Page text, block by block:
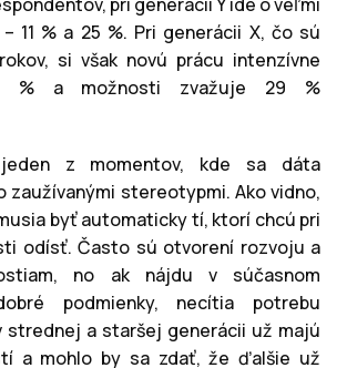
11 % a 25 %. Pri generácii X, čo sú
si však novú prácu intenzívne
% a možnosti zvažuje 29 %
z momentov, kde sa dáta
zaužívanými stereotypmi. Ako vidno,
byť automaticky tí, ktorí chcú pri
odísť. Často sú otvorení rozvoju a
no ak nájdu v súčasnom
podmienky, necítia potrebu
strednej a staršej generácii už majú
a mohlo by sa zdať, že ďalšie už